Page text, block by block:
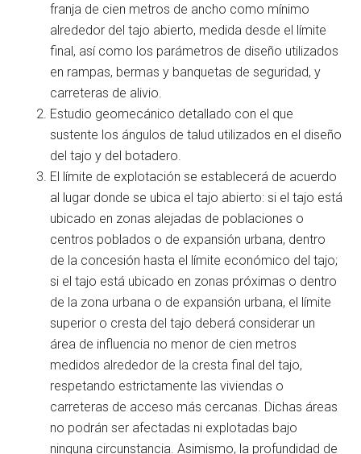
franja de cien metros de ancho como mínimo
alrededor del tajo abierto, medida desde el límite
final, así como los parámetros de diseño utilizados
en rampas, bermas y banquetas de seguridad, y
carreteras de alivio.
Estudio geomecánico detallado con el que
sustente los ángulos de talud utilizados en el diseño
del tajo y del botadero.
El límite de explotación se establecerá de acuerdo
al lugar donde se ubica el tajo abierto: si el tajo está
ubicado en zonas alejadas de poblaciones o
centros poblados o de expansión urbana, dentro
de la concesión hasta el límite económico del tajo;
si el tajo está ubicado en zonas próximas o dentro
de la zona urbana o de expansión urbana, el límite
superior o cresta del tajo deberá considerar un
área de influencia no menor de cien metros
medidos alrededor de la cresta final del tajo,
respetando estrictamente las viviendas o
carreteras de acceso más cercanas. Dichas áreas
no podrán ser afectadas ni explotadas bajo
ninguna circunstancia. Asimismo, la profundidad de